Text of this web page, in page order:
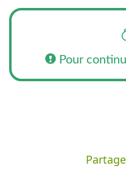
Pour